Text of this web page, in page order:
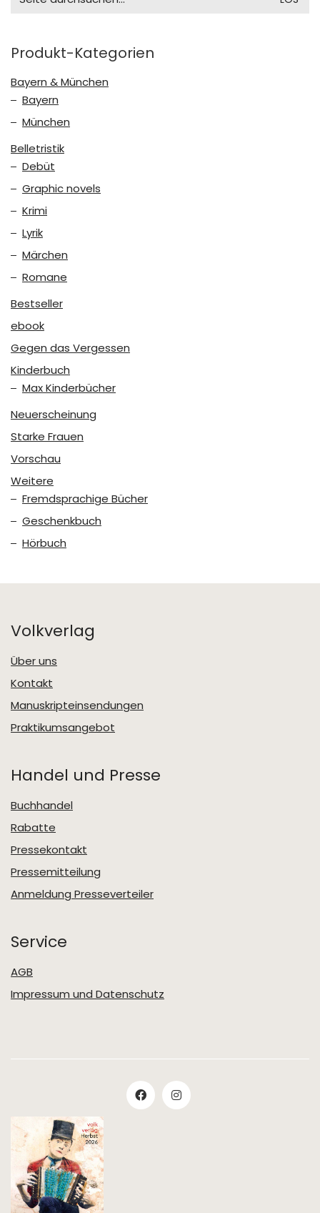
for:
Produkt-Kategorien
Bayern & München
Bayern
München
Belletristik
Debüt
Graphic novels
Krimi
Lyrik
Märchen
Romane
Bestseller
ebook
Gegen das Vergessen
Kinderbuch
Max Kinderbücher
Neuerscheinung
Starke Frauen
Vorschau
Weitere
Fremdsprachige Bücher
Geschenkbuch
Hörbuch
Volkverlag
Über uns
Kontakt
Manuskripteinsendungen
Praktikumsangebot
Handel und Presse
Buchhandel
Rabatte
Pressekontakt
Pressemitteilung
Anmeldung Presseverteiler
Service
AGB
Impressum und Datenschutz